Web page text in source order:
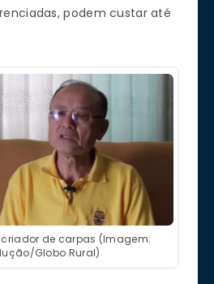
podem custar até
criador de carpas (Imagem:
Globo Rural)